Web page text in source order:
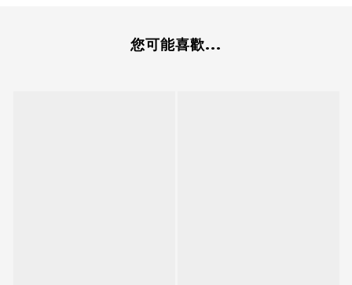
您可能喜歡...